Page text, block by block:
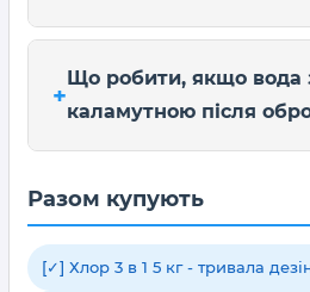
Що робити, якщо вода
каламутною після
Разом купують
[✓] Хлор 3 в 1 5 кг - тривала